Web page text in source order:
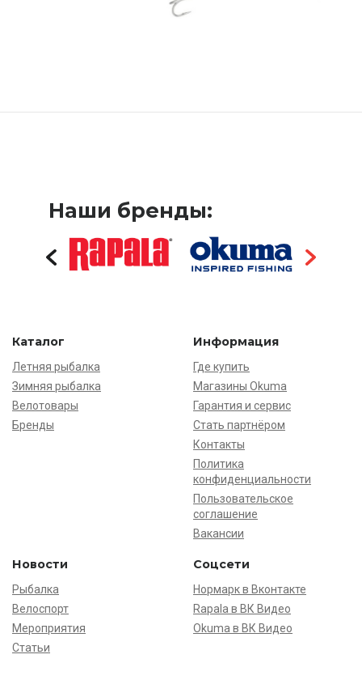
Наши бренды:
Каталог
Летняя рыбалка
Зимняя рыбалка
Велотовары
Бренды
Информация
Где купить
Магазины Okuma
Гарантия и сервис
Стать партнёром
Контакты
Политика
конфиденциальности
Пользовательское
соглашение
Вакансии
Новости
Рыбалка
Велоспорт
Мероприятия
Статьи
Соцсети
Нормарк в Вконтакте
Rapala в ВК Видео
Okuma в ВК Видео